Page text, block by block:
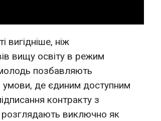
вигідніше, ніж
вищу освіту в режим
позбавляють
де єдиним доступним
контракту з
розглядають виключно як